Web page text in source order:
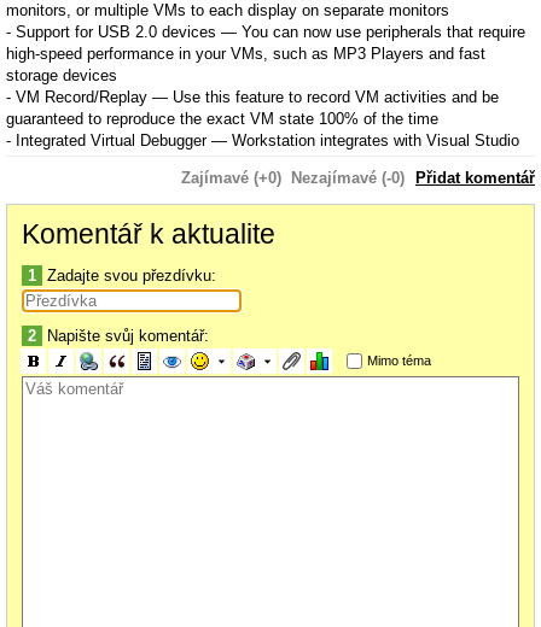
monitors, or multiple VMs to each display on separate monitors
- Support for USB 2.0 devices — You can now use peripherals that require
high-speed performance in your VMs, such as MP3 Players and fast
storage devices
- VM Record/Replay — Use this feature to record VM activities and be
guaranteed to reproduce the exact VM state 100% of the time
- Integrated Virtual Debugger — Workstation integrates with Visual Studio
- Automation APIs (VIX API 1.1) — You can write scripts and programs to
automate VM testing
- NEW! ACE Authoring Capabilities
Zdroj:http://www.vmware.com/products/beta/ws/
Zajímavé (+0) Nezajímavé (-0) Přidat komentář
Komentář k aktualite
1 Zadajte svou přezdívku:
2 Napište svůj komentář:
Mimo téma